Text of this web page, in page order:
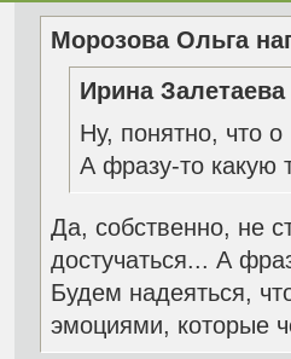
Морозова Ольга
Ирина
Ну, понятно, что
А фразу-то какую
Да, собственно, не
достучаться... А
Будем надеяться,
эмоциями, которые